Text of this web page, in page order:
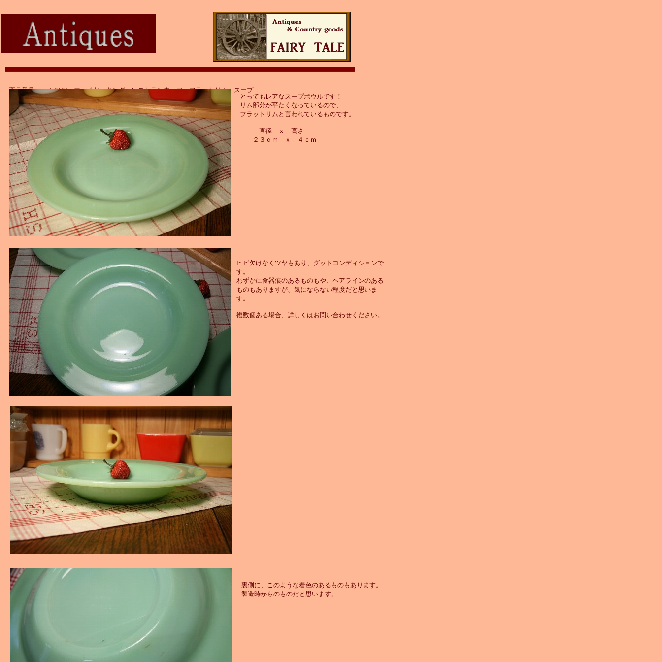
とってもレアなスープボウルです！
リム部分が平たくなっているので、
フラットリムと言われているものです。
直径 ｘ 高さ
２３ｃｍ ｘ ４ｃｍ
商品番号：ａｔ4343 ファイヤーキング レストランウェア フラットリム スープ
ボウル
ヒビ欠けなくツヤもあり、グッドコンディションで
す。
わずかに食器痕のあるものもや、ヘアラインのある
ものもありますが、気にならない程度だと思いま
す。
複数個ある場合、詳しくはお問い合わせください。
裏側に、このような着色のあるものもあります。
製造時からのものだと思います。